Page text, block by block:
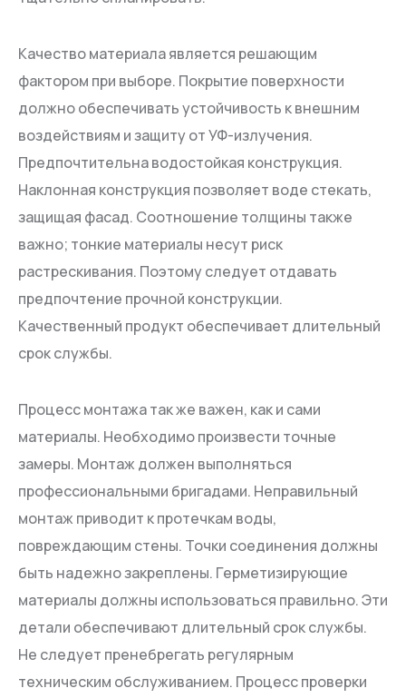
Качество материала является решающим
фактором при выборе. Покрытие поверхности
должно обеспечивать устойчивость к внешним
воздействиям и защиту от УФ-излучения.
Предпочтительна водостойкая конструкция.
Наклонная конструкция позволяет воде стекать,
защищая фасад. Соотношение толщины также
важно; тонкие материалы несут риск
растрескивания. Поэтому следует отдавать
предпочтение прочной конструкции.
Качественный продукт обеспечивает длительный
срок службы.
Процесс монтажа так же важен, как и сами
материалы. Необходимо произвести точные
замеры. Монтаж должен выполняться
профессиональными бригадами. Неправильный
монтаж приводит к протечкам воды,
повреждающим стены. Точки соединения должны
быть надежно закреплены. Герметизирующие
материалы должны использоваться правильно. Эти
детали обеспечивают длительный срок службы.
Не следует пренебрегать регулярным
техническим обслуживанием. Процесс проверки